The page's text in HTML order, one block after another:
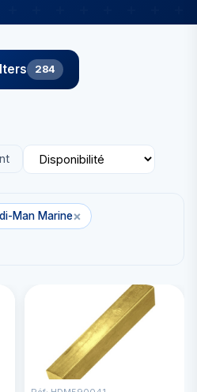
284
Man Marine×